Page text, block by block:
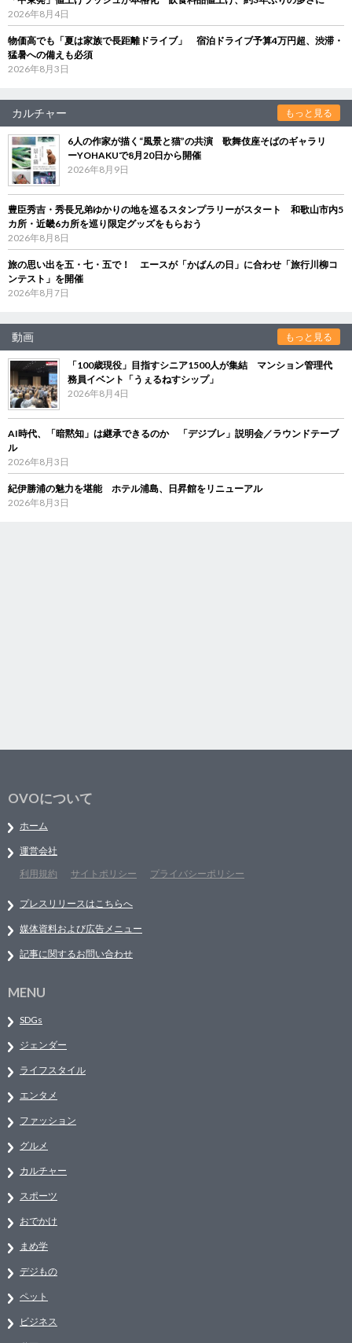
2026年8月4日
物価高でも「夏は家族で長距離ドライブ」 宿泊ドライブ予算4万円超、渋滞・
猛暑への備えも必須
2026年8月3日
カルチャー もっと見る
6人の作家が描く“風景と猫”の共演 歌舞伎座そばのギャラリ
ーYOHAKUで8月20日から開催
2026年8月9日
豊臣秀吉・秀長兄弟ゆかりの地を巡るスタンプラリーがスタート 和歌山市内5
カ所・近畿6カ所を巡り限定グッズをもらおう
2026年8月8日
旅の思い出を五・七・五で！ エースが「かばんの日」に合わせ「旅行川柳コ
ンテスト」を開催
2026年8月7日
動画 もっと見る
「100歳現役」目指すシニア1500人が集結 マンション管理代
務員イベント「うぇるねすシップ」
2026年8月4日
AI時代、「暗黙知」は継承できるのか 「デジブレ」説明会／ラウンドテーブ
ル
2026年8月3日
紀伊勝浦の魅力を堪能 ホテル浦島、日昇館をリニューアル
2026年8月3日
OVOについて
ホーム
運営会社
利用規約
サイトポリシー プライバシーポリシー
プレスリリースはこちらへ
媒体資料および広告メニュー
記事に関するお問い合わせ
MENU
SDGs
ジェンダー
ライフスタイル
エンタメ
ファッション
グルメ
カルチャー
スポーツ
おでかけ
まめ学
デジもの
ペット
ビジネス